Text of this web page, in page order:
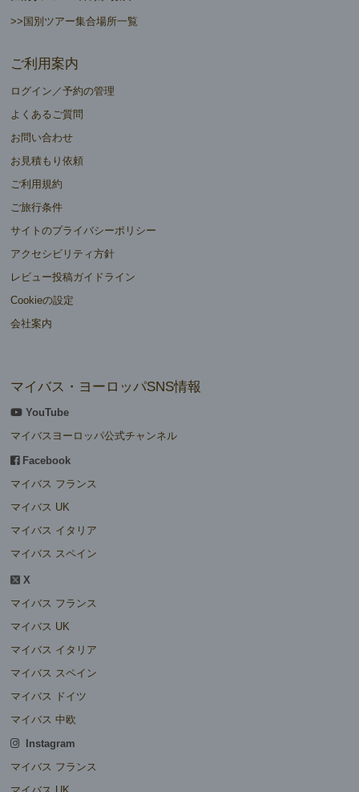
>>国別ツアー集合場所一覧
ご利用案内
ログイン／予約の管理
よくあるご質問
お問い合わせ
お見積もり依頼
ご利用規約
ご旅行条件
サイトのプライバシーポリシー
アクセシビリティ方針
レビュー投稿ガイドライン
Cookieの設定
会社案内
マイバス・ヨーロッパSNS情報
YouTube
マイバスヨーロッパ公式チャンネル
Facebook
マイバス フランス
マイバス UK
マイバス イタリア
マイバス スペイン
X
マイバス フランス
マイバス UK
マイバス イタリア
マイバス スペイン
マイバス ドイツ
マイバス 中欧
Instagram
マイバス フランス